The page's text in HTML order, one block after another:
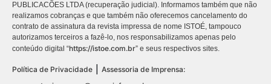
PUBLICACÕES LTDA (recuperação judicial). Informamos também que não
realizamos cobranças e que também não oferecemos cancelamento do
contrato de assinatura da revista impressa de nome ISTOÉ, tampouco
autorizamos terceiros a fazê-lo, nos responsabilizamos apenas pelo
conteúdo digital “https://istoe.com.br” e seus respectivos sites.
Política de Privacidade
Assessoria de Imprensa: